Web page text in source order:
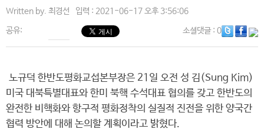
Written by. 최경선 입력 : 2021-06-17 오후 3:56:06
공유: 소셜댓글: 0
노규덕 한반도평화교섭본부장은 21일 오전 성 김(Sung Kim)
미국 대북특별대표와 한미 북핵 수석대표 협의를 갖고 한반도의
완전한 비핵화와 항구적 평화정착의 실질적 진전을 위한 양국간
협력 방안에 대해 논의할 계획이라고 밝혔다.